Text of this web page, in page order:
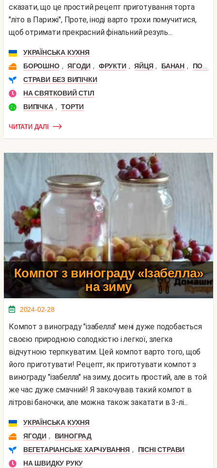
сказати, що це простий рецепт приготування торта
"літо в Парижі", Проте, іноді варто трохи помучитися,
щоб отримати прекрасний фінальний резуль...
УКРАЇНСЬКА КУХНЯ
БОРОШНО , ЯГОДИ , ФРУКТИ , ЯЙЦЯ , БАНАН ,
ПОЛУНИЦЯ
СТРАВИ БЕЗ ВИПІЧКИ
НА СВЯТКОВИЙ СТІЛ
ВИПІЧКА , ТОРТИ
ЧИТАТИ ДАЛІ
Компот з винограду «Ізабелла»
на зиму
2024-02-28
Компот з винограду "ізабелла" мені дуже подобається
своєю природною солодкістю і легкої, злегка
відчутною терпкуватим. Цей компот варто того, щоб
його приготувати! Рецепт, як приготувати компот з
винограду "ізабелла" на зиму, досить простий, але в той
же час дуже смачний! Я закочував такий компот в
літрові баночки, але можна також закатати в 3-лі...
УКРАЇНСЬКА КУХНЯ
ЯГОДИ ,
ВИНОГРАД
ВЕГЕТАРІАНСЬКЕ ХАРЧУВАННЯ ,
ПІСНІ СТРАВИ
НА ШВИДКУ РУКУ